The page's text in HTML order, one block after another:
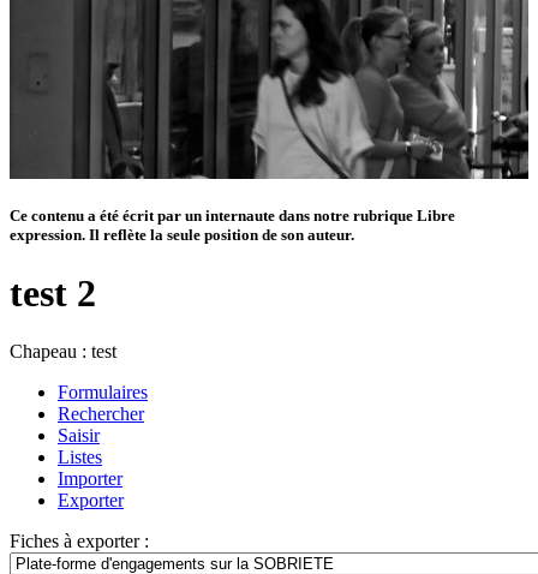
Ce contenu a été écrit par un internaute dans notre rubrique Libre
expression. Il reflète la seule position de son auteur.
test 2
Chapeau : test
Formulaires
Rechercher
Saisir
Listes
Importer
Exporter
Fiches à exporter :